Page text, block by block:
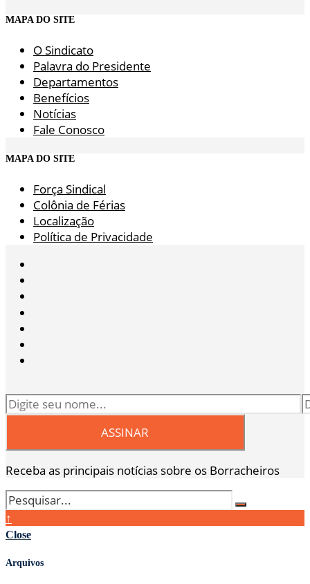
MAPA DO SITE
O Sindicato
Palavra do Presidente
Departamentos
Benefícios
Notícias
Fale Conosco
MAPA DO SITE
Força Sindical
Colônia de Férias
Localização
Política de Privacidade
Receba as principais notícias sobre os Borracheiros
↑
Close
Arquivos